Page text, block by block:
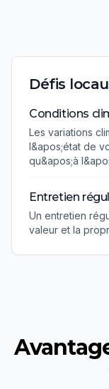
Défis
Conditions
Les variations
l&apos;état de
qu&apos;à
Entretien
Un entretien
valeur et la